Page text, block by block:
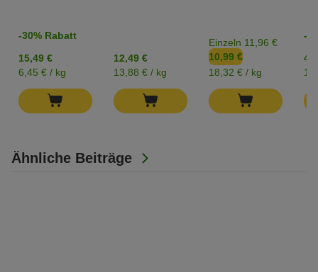
Ähnliche Beiträge
-30% Rabatt
15,49 €
6,45 € / kg
12,49 €
13,88 € / kg
Einzeln 11,96 €
10,99 €
18,32 € / kg
-